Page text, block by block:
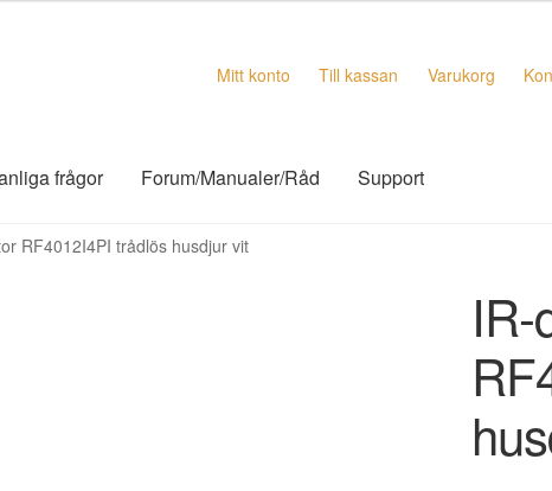
Mitt konto Till kassan Varukorg
frågor Forum/Manualer/Råd Support
RF4012I4PI trådlös husdjur vit
IR-